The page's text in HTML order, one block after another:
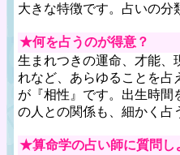
大きな特徴です。占いの分
★何を占うのが得意？
生まれつきの運命、才能、
れなど、あらゆることを占
が『相性』です。出生時間
の人との関係も、細かく占
★算命学の占い師に質問し